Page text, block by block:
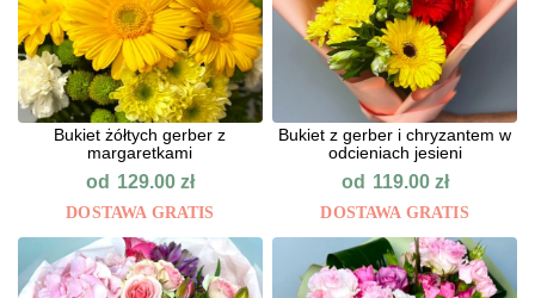
Bukiet żółtych gerber z
margaretkami
od 129.00 zł
DOSTAWA GRATIS
Bukiet z gerber i chryzantem w
odcieniach jesieni
od 119.00 zł
DOSTAWA GRATIS